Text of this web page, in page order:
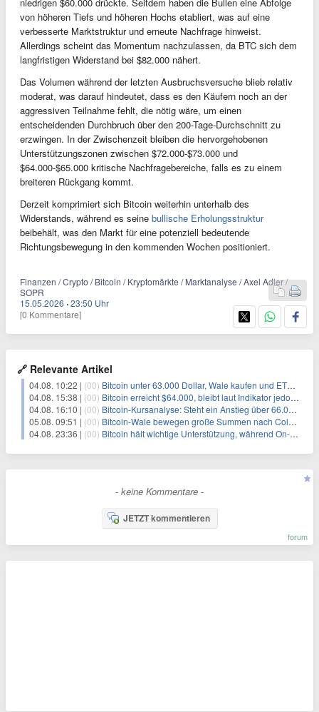
von höheren Tiefs und höheren Hochs etabliert, was auf eine
verbesserte Marktstruktur und erneute Nachfrage hinweist.
Allerdings scheint das Momentum nachzulassen, da BTC sich dem
langfristigen Widerstand bei $82.000 nähert.
Das Volumen während der letzten Ausbruchsversuche blieb relativ
moderat, was darauf hindeutet, dass es den Käufern noch an der
aggressiven Teilnahme fehlt, die nötig wäre, um einen
entscheidenden Durchbruch über den 200-Tage-Durchschnitt zu
erzwingen. In der Zwischenzeit bleiben die hervorgehobenen
Unterstützungszonen zwischen $72.000-$73.000 und
$64.000-$65.000 kritische Nachfragebereiche, falls es zu einem
breiteren Rückgang kommt.
Derzeit komprimiert sich Bitcoin weiterhin unterhalb des
Widerstands, während es seine bullische Erholungsstruktur
beibehält, was den Markt für eine potenziell bedeutende
Richtungsbewegung in den kommenden Wochen positioniert.
Finanzen / Crypto / Bitcoin / Kryptomärkte / Marktanalyse / Axel Adler /
SOPR
15.05.2026 ·23:50 Uhr
[0 Kommentare]
🔗 Relevante Artikel
04.08. 10:22 | (00) Bitcoin unter 63.000 Dollar, Wale kaufen und ETF-Anleger verkaufen
04.08. 15:38 | (00) Bitcoin erreicht $64.000, bleibt laut Indikator jedoch stark unterbewertet
04.08. 16:10 | (00) Bitcoin-Kursanalyse: Steht ein Anstieg über 66.000 $ oder ein Fall unter 62.000 $ bevor?
05.08. 09:51 | (00) Bitcoin-Wale bewegen große Summen nach Coldcard-Chaos
04.08. 23:36 | (00) Bitcoin hält wichtige Unterstützung, während On-Chain-Daten auf neue Akkumulation hinweisen
- keine Kommentare -
JETZT kommentieren
forum